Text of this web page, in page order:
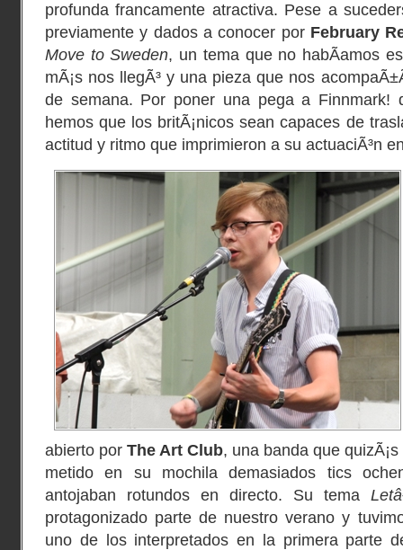
profunda francamente atractiva. Pese a
previamente y dados a conocer por February
Move to Sweden, un tema que no habÃ­amos
mÃ¡s nos llegÃ³ y una pieza que nos
de semana. Por poner una pega a Finnmark!
hemos que los britÃ¡nicos sean capaces de
actitud y ritmo que imprimieron a su actuaciÃ³n
abierto por The Art Club, una banda que
metido en su mochila demasiados tics
antojaban rotundos en directo. Su tema
protagonizado parte de nuestro verano y
uno de los interpretados en la primera parte